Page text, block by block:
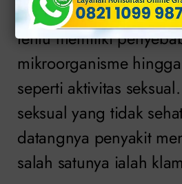
Semua penyakit yang
tentu memiliki
mikroorganisme
seperti aktivitas
seksual yang tidak
datangnya penyakit
salah satunya ialah